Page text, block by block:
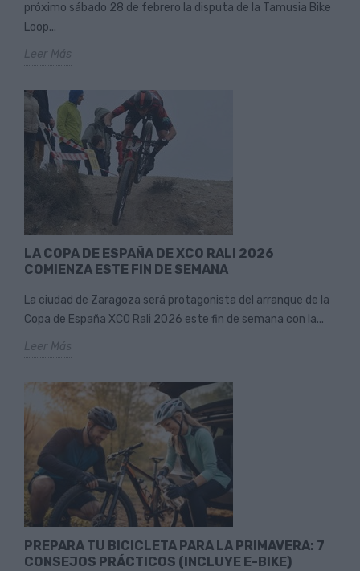
próximo sábado 28 de febrero la disputa de la Tamusia Bike
Loop...
Leer Más
LA COPA DE ESPAÑA DE XCO RALI 2026
COMIENZA ESTE FIN DE SEMANA
La ciudad de Zaragoza será protagonista del arranque de la
Copa de España XCO Rali 2026 este fin de semana con la...
Leer Más
PREPARA TU BICICLETA PARA LA PRIMAVERA: 7
CONSEJOS PRÁCTICOS (INCLUYE E-BIKE)